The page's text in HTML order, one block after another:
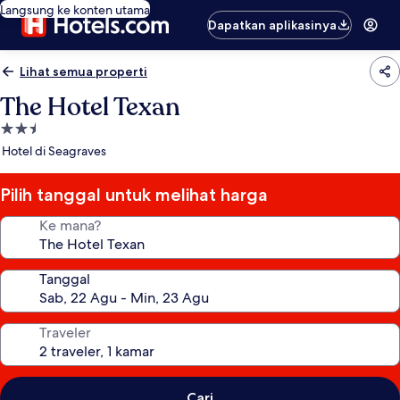
Langsung ke konten utama
Dapatkan aplikasinya
Lihat semua properti
The Hotel Texan
Properti
bintang
Hotel di Seagraves
Pilih tanggal untuk melihat harga
Ke mana?
Tanggal
Traveler